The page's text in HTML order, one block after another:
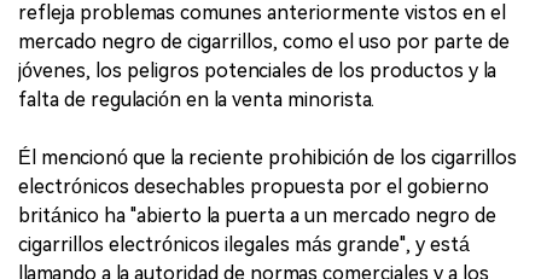
refleja problemas comunes anteriormente vistos en el
mercado negro de cigarrillos, como el uso por parte de
jóvenes, los peligros potenciales de los productos y la
falta de regulación en la venta minorista.
Él mencionó que la reciente prohibición de los cigarrillos
electrónicos desechables propuesta por el gobierno
británico ha "abierto la puerta a un mercado negro de
cigarrillos electrónicos ilegales más grande", y está
llamando a la autoridad de normas comerciales y a los